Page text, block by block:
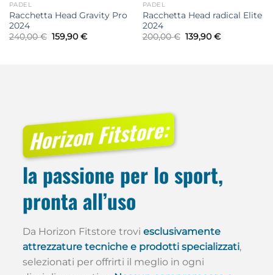
PADEL
Racchetta Head Gravity Pro
2024
240,00€ Il
prezzo
159,90 €Il
PADEL
Racchetta Head radical Elite
2024
200,00€ Il
prezzo
139,90 €Il
Horizon Fitstore:
la passione per lo sport,
pronta all’uso
Da Horizon Fitstore troviesclusivamente
attrezzature tecniche e prodotti specializzati,
selezionati per offrirti il meglio in ogni